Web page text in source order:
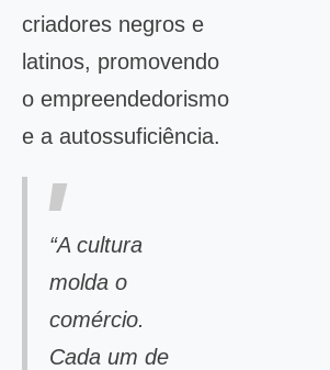
criadores negros e
latinos, promovendo
o empreendedorismo
e a autossuficiência.
“A cultura
molda o
comércio.
Cada um de